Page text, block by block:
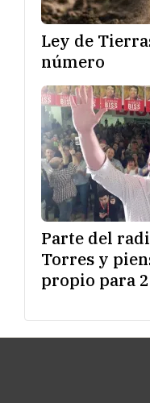
Ley de
número
Parte del
Torres y
propio para